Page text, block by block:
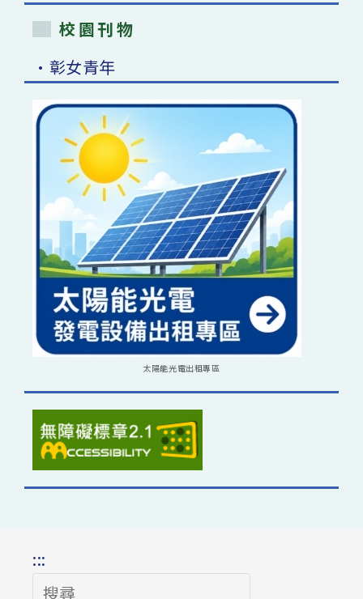
校園刊物
•彰女青年
太陽能光電出租專區
:::
搜